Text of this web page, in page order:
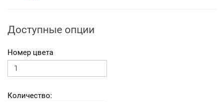
Доступные опции
Номер цвета
Количество: